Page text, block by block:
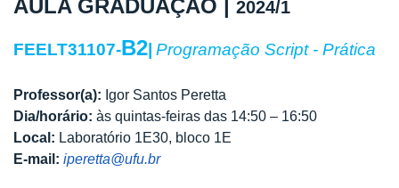
AULA GRADUAÇÃO | 2024/1
FEELT31107-B2| Programação Script - Prática
Professor(a): Igor Santos Peretta
Dia/horário: às quintas-feiras das 14:50 – 16:50
Local: Laboratório 1E30, bloco 1E
E-mail: iperetta@ufu.br